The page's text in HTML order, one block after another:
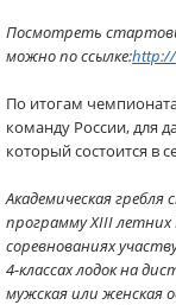
Посмотреть
можно по ссылке:http://
По итогам
команду России, для
который состоится в
Академическая
программу XIII летних
соревнованиях
4-классах лодок на
мужская или женская